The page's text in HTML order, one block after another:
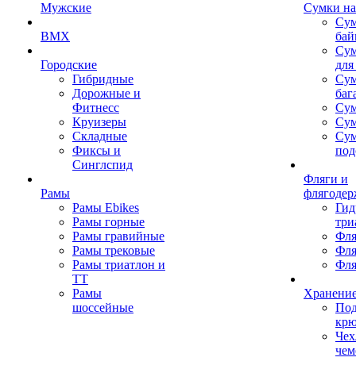
Мужские
BMX
Городские
Гибридные
Дорожные и
Фитнесс
Круизеры
Складные
Фиксы и
Синглспид
Рамы
Рамы Ebikes
Рамы горные
Рамы гравийные
Рамы трековые
Рамы триатлон и
ТТ
Рамы
шоссейные
Сумки
Фляги и